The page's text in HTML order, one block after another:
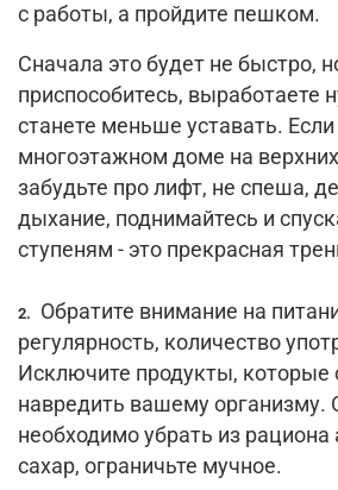
с работы, а пройдите пешком.
Сначала это будет не быстро,
приспособитесь, выработаете
станете меньше уставать.
многоэтажном доме на
забудьте про лифт, не спеша,
дыхание, поднимайтесь и
ступеням - это прекрасная
2.
Обратите внимание на
регулярность, количество
Исключите продукты, которые
навредить вашему организму.
необходимо убрать из рациона
сахар, ограничьте мучное.